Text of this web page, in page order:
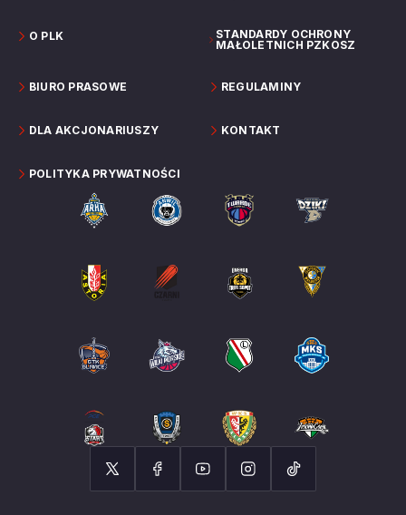
O PLK
STANDARDY OCHRONY
MAŁOLETNICH PZKOSZ
BIURO PRASOWE REGULAMINY
DLA AKCJONARIUSZY KONTAKT
POLITYKA PRYWATNOŚCI